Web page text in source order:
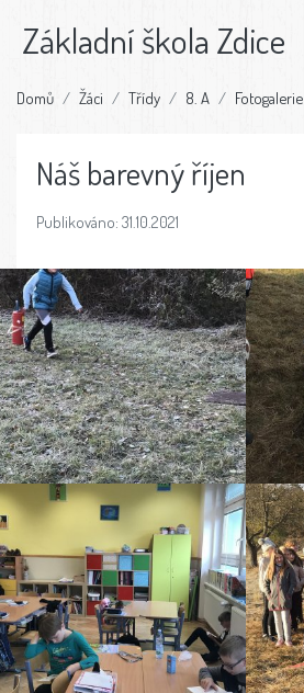
Základní škola Zdice
Domů Žáci Třídy 8. A Fotogalerie
Náš barevný říjen
Publikováno: 31.10.2021